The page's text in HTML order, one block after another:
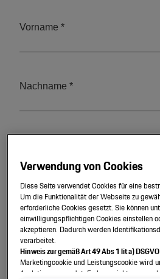
Mein Porsche Account
Newsletter abonnieren
YouTube Channel
Porsche Gebrauchtwagen
Konfigurator
Porsche Timepieces
Porsche Poster Designer
Verwendung von Cookies
Diese Seite verwendet Cookies für eine
Um die Funktionalität der Webseite zu
erforderliche Cookies gesetzt. Sie können
einwilligungspflichtigen Cookies einstellen
akzeptieren. Dadurch werden
verarbeitet.
Hinweis zur gemäß Art 49 Abs 1 lit a)
Marketingcookie und Leistungscookie wird
Analytics verwendet. Es kann nicht